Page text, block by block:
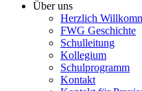
Über uns
Herzlich
FWG Geschichte
Schulleitung
Kollegium
Schulprogramm
Kontakt